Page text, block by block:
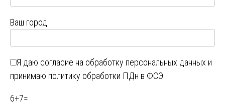
Ваш город
Я даю согласие на обработку персональных данных и
принимаю политику обработки ПДн в ФСЭ
6+7=